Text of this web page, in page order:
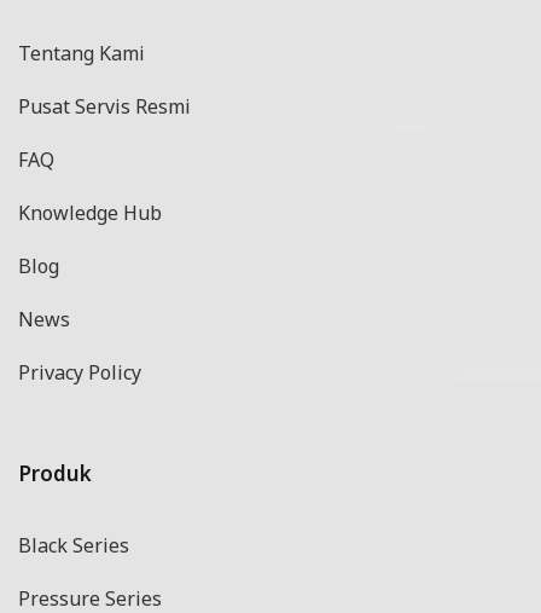
Tentang Kami
Pusat Servis Resmi
FAQ
Knowledge Hub
Blog
News
Privacy Policy
Produk
Black Series
Pressure Series